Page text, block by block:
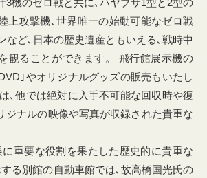
3機のゼロ戦と共に､ハヤブサ1型と2型の
上攻撃機､世界唯一の始動可能なゼロ戦
など､日本の歴史遺産ともいえる､戦時中
観ることができます。 飛行館展示機の
｣やオリジナルグッズの販売もいたし
､他では絶対に入手不可能な回収時や復
ジナルの映像や写真が収録された貴重な
に重要な役割を果たした歴史的に貴重な
る別館の自動車館では､故高橋国光氏の